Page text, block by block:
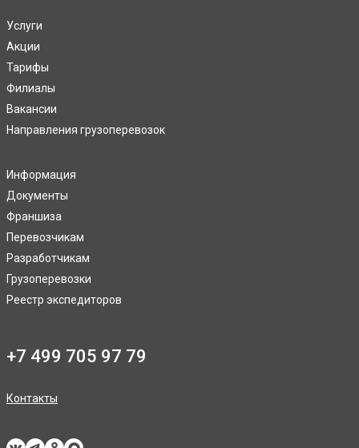
Услуги
Акции
Тарифы
Филиалы
Вакансии
Направления грузоперевозок
Информация
Документы
Франшиза
Перевозчикам
Разработчикам
Грузоперевозки
Реестр экспедиторов
+7 499 705 97 79
Контакты